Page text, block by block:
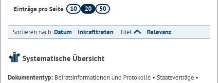
Einträge pro Seite
10 20 50
Sortieren nach:Datum Inkrafttreten Titel Relevanz
Systematische Übersicht
Dokumententyp: Beiratsinformationen und Protokolle • Staatsverträge •